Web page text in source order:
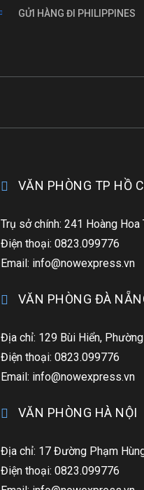
GỬI HÀNG ĐI PHILIPPINES
VĂN PHÒNG TP HỒ
Trụ sở chính: 241 Hoàng Hoa
Điện thoại: 0823.099776
Email: info@nowexpress.vn
VĂN PHÒNG ĐÀ
Địa chỉ: 129 Bùi Hiển,
Điện thoại: 0823.099776
Email: info@nowexpress.vn
VĂN PHÒNG HÀ NỘI
Địa chỉ: 17 Đường Phạm
Điện thoại: 0823.099776